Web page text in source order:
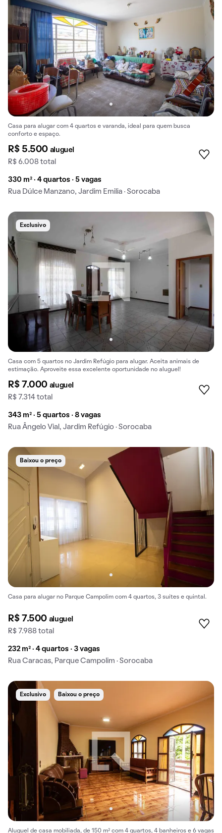
Casa para alugar com 4 quartos e varanda, ideal para quem busca
conforto e espaço.
R$ 5.500 aluguel
R$ 6.008 total
330 m² · 4 quartos · 5 vagas
Rua Dúlce Manzano, Jardim Emilia · Sorocaba
Exclusivo
Casa com 5 quartos no Jardim Refúgio para alugar. Aceita animais de
estimação. Aproveite essa excelente oportunidade no aluguel!
R$ 7.000 aluguel
R$ 7.314 total
343 m² · 5 quartos · 8 vagas
Rua Ângelo Vial, Jardim Refúgio · Sorocaba
Baixou o preço
Casa para alugar no Parque Campolim com 4 quartos, 3 suítes e quintal.
R$ 7.500 aluguel
R$ 7.988 total
232 m² · 4 quartos · 3 vagas
Rua Caracas, Parque Campolim · Sorocaba
Exclusivo Baixou o preço
Aluguel de casa mobiliada, de 150 m² com 4 quartos, 4 banheiros e 6 vagas